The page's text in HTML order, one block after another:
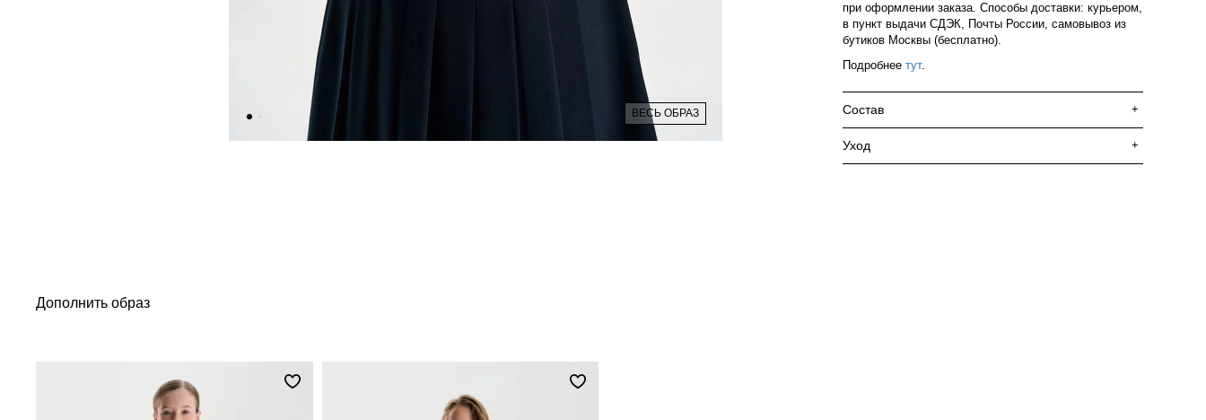
ВЕСЬ ОБРАЗ
при оформлении заказа. Способы доставки: курьером,
в пункт выдачи СДЭК, Почты России, самовывоз из
бутиков Москвы (бесплатно).
Подробнее тут.
Состав +
Уход +
Дополнить образ